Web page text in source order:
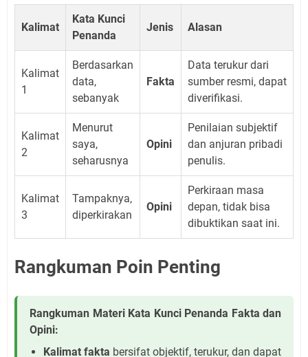
Kalimat
Kata Kunci
Penanda
Jenis Alasan
Kalimat
1
Berdasarkan
data,
sebanyak
Fakta
Data terukur dari
sumber resmi, dapat
diverifikasi.
Kalimat
2
Menurut
saya,
seharusnya
Opini
Penilaian subjektif
dan anjuran pribadi
penulis.
Kalimat
3
Tampaknya,
diperkirakan
Opini
Perkiraan masa
depan, tidak bisa
dibuktikan saat ini.
Rangkuman Poin Penting
Rangkuman Materi Kata Kunci Penanda Fakta dan
Opini:
Kalimat fakta bersifat objektif, terukur, dan dapat